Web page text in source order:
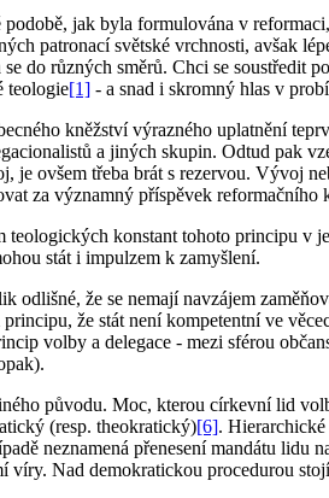
jak byla formulována v
patronací světské vrchnosti, avšak
do různých směrů. Chci se
teologie[1] - a snad i skromný hlas v
kněžství výrazného uplatnění
a jiných skupin. Odtud pak
je ovšem třeba brát s rezervou. Vývoj
za významný příspěvek
konstant tohoto principu v
stát i impulzem k zamyšlení.
odlišné, že se nemají navzájem
že stát není kompetentní ve
volby a delegace - mezi sférou
původu. Moc, kterou církevní lid
(resp. theokratický)[6].
neznamená přenesení mandátu
víry. Nad demokratickou procedurou